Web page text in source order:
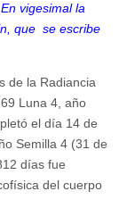
vigesimal la
que se escribe
de la Radiancia
Luna 4, año
el día 14 de
Semilla 4 (31 de
días fue
del cuerpo